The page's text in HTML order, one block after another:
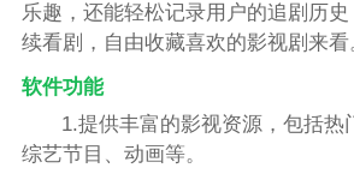
乐趣，还能轻松记录用户的追剧历
续看剧，自由收藏喜欢的影视剧来看
软件功能
1.提供丰富的影视资源，包括热
综艺节目、动画等。